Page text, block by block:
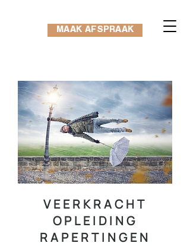
MAAK AFSPRAAK
VEERKRACHT
OPLEIDING
RAPERTINGEN